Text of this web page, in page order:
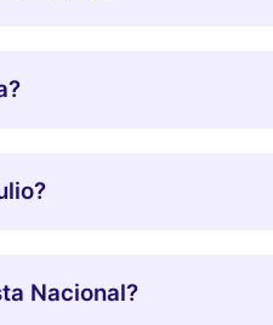
Nacional?